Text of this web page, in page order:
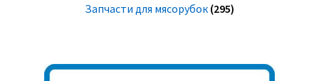
Запчасти для мясорубок (295)